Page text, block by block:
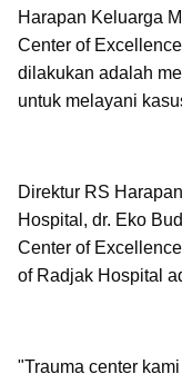
Harapan Keluarga
Center of
dilakukan adalah
untuk melayani
Direktur RS
Hospital, dr. Eko
Center of
of Radjak Hospital
"Trauma center